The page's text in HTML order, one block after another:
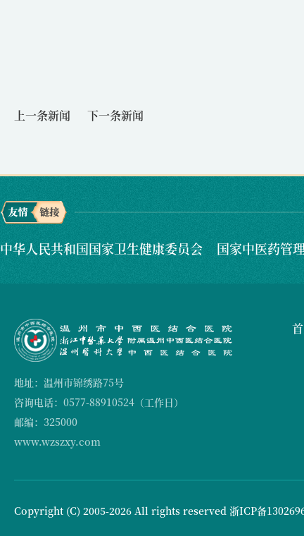
上一条新闻 下一条新闻
中华人民共和国国家卫生健康委员会
国家中医药管
地址：温州市锦绣路75号
咨询电话：0577-88910524（工作日）
邮编：325000
www.wzszxy.com
Copyright (C) 2005-2026 All rights reserved 浙ICP备